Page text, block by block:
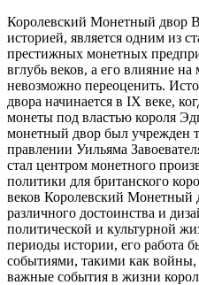
Королевский Монетный двор
историей, является одним из
престижных монетных
вглубь веков, а его влияние
невозможно переоценить.
двора начинается в IX веке,
монеты под властью короля
монетный двор был учрежден
правлении Уильяма
стал центром монетного
политики для британского
веков Королевский Монетный
различного достоинства и
политической и культурной
периоды истории, его работа
событиями, такими как
важные события в жизни